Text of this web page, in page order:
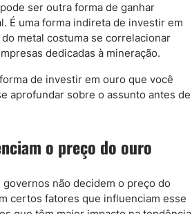
ser outra forma de ganhar
É uma forma indireta de investir em
metal costuma se correlacionar
dedicadas à mineração.
de investir em ouro que você
aprofundar sobre o assunto antes de
o preço do ouro
não decidem o preço do
certos fatores que influenciam esse